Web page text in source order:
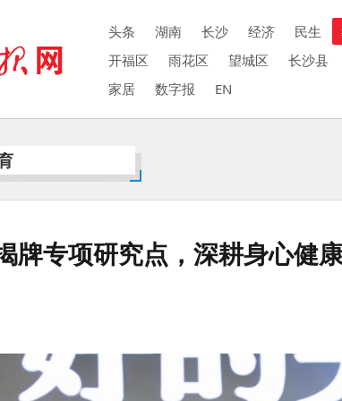
头条 湖南 长沙 经济 民生
开福区
雨花区 望城区 长沙县
家居
数字报 EN
牌专项研究点，深耕身心健